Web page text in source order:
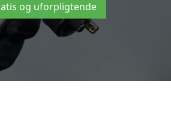
og uforpligtende